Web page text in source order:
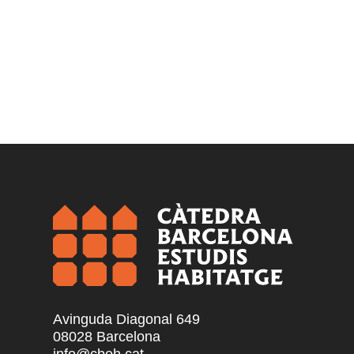
Avinguda Diagonal 649
08028 Barcelona